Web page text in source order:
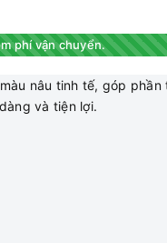
phí vận chuyển.
nâu tinh tế, góp phần
và tiện lợi.